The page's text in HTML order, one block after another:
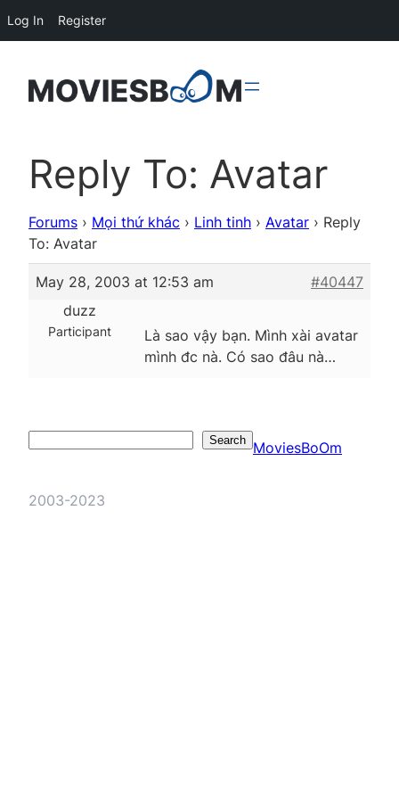
Reply To: Avatar
Forums › Mọi thứ khác › Linh tinh › Avatar › Reply
To: Avatar
May 28, 2003 at 12:53 am
#40447
duzz
Participant
Là sao vậy bạn. Mình xài avatar
mình đc nà. Có sao đâu nà…
Search MoviesBoOm
2003-2023
Log In Register